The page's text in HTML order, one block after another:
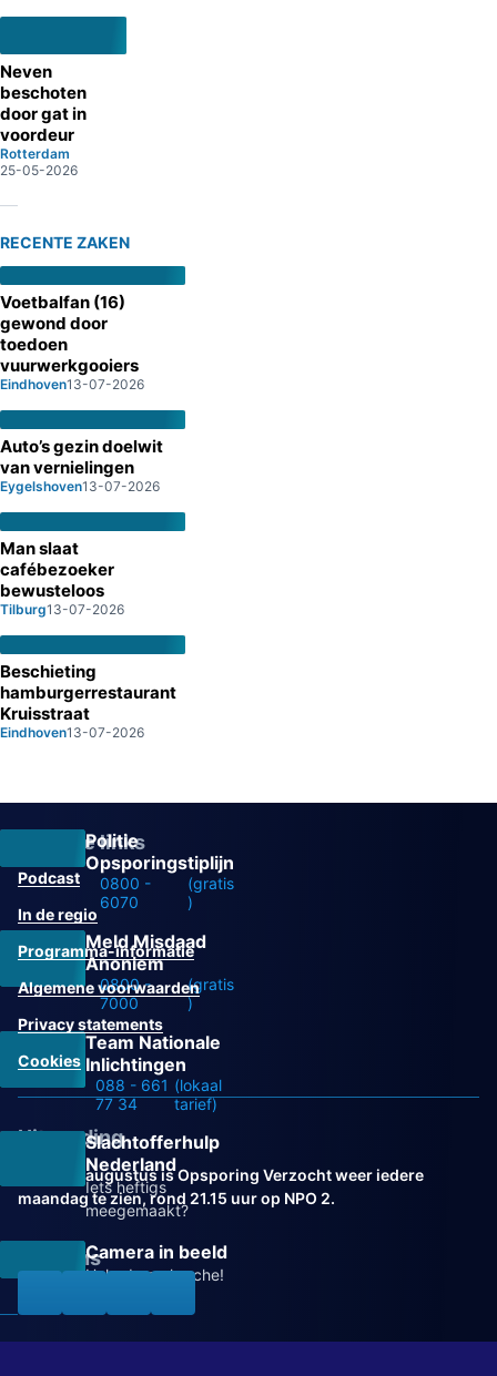
Neven
beschoten
door gat in
voordeur
Rotterdam
25-05-2026
RECENTE ZAKEN
Voetbalfan (16)
gewond door
toedoen
vuurwerkgooiers
Eindhoven13-07-2026
Auto’s gezin doelwit
van vernielingen
Eygelshoven13-07-2026
Man slaat
cafébezoeker
bewusteloos
Tilburg13-07-2026
Beschieting
hamburgerrestaurant
Kruisstraat
Eindhoven13-07-2026
Politie
Opsporingstiplijn
0800 -
6070
(gratis
)
Meld Misdaad
Anoniem
0800 -
7000
(gratis
)
Team Nationale
Inlichtingen
088 - 661
77 34
(lokaal
tarief)
Slachtofferhulp
Nederland
Iets heftigs
meegemaakt?
Camera in beeld
Help de recherche!
Overige links
Podcast
In de regio
Programma-informatie
Algemene voorwaarden
Privacy statements
Cookies
Uitzending
Vanaf 31 augustus is Opsporing Verzocht weer iedere
maandag te zien, rond 21.15 uur op NPO 2.
Volg ons